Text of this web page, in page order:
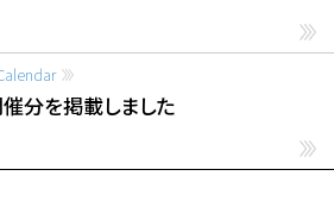
分を掲載しました